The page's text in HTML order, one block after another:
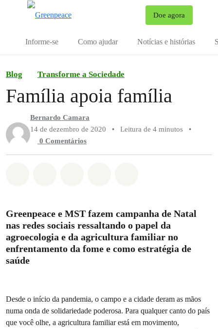
Doe agora
Informe-se Como ajudar Notícias e histórias
Blog Transforme a Sociedade
Família apoia família
Bernardo Camara
14 de dezembro de 2020
• Leitura de 4 minutos
•
0 Comentários
Greenpeace e MST fazem campanha de Natal
nas redes sociais ressaltando o papel da
agroecologia e da agricultura familiar no
enfrentamento da fome e como estratégia de
saúde
Desde o início da pandemia, o campo e a cidade deram as mãos
numa onda de solidariedade poderosa. Para qualquer canto do país
que você olhe, a agricultura familiar está em movimento,